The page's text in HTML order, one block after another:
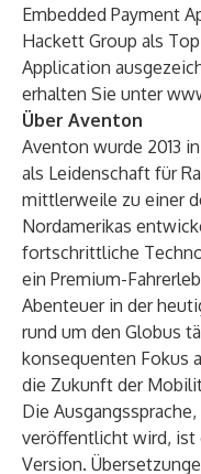
Embedded Payment
Hackett Group als
Application
erhalten Sie unter
Über Aventon
Aventon wurde 2013
als Leidenschaft für
mittlerweile zu einer
Nordamerikas
fortschrittliche
ein Premium-
Abenteuer in der
rund um den Globus
konsequenten Fokus
die Zukunft der
Die
veröffentlicht wird, ist
Version.